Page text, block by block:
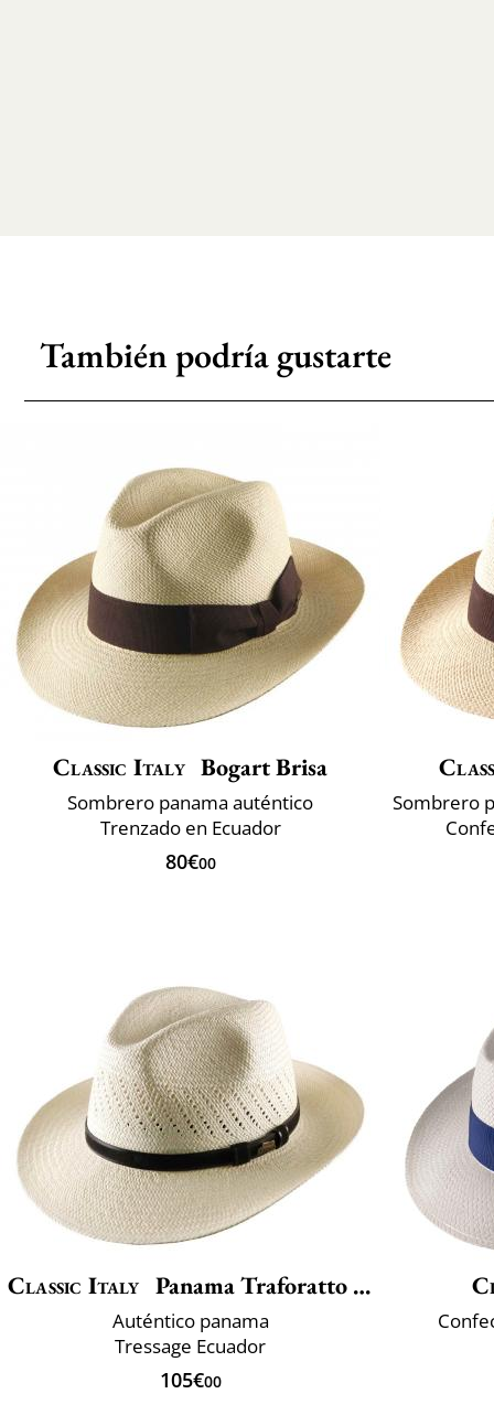
También podría gustarte
Classic Italy Bogart Brisa
Sombrero panama auténtico
Trenzado en Ecuador
80€00
Classic Italy Panama Traforatto Belt
Auténtico panama
Tressage Ecuador
105€00